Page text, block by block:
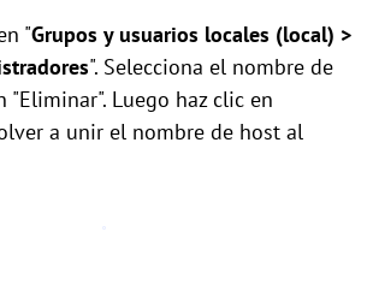
"Grupos y usuarios locales (local) >
". Selecciona el nombre de
"Eliminar". Luego haz clic en
a unir el nombre de host al